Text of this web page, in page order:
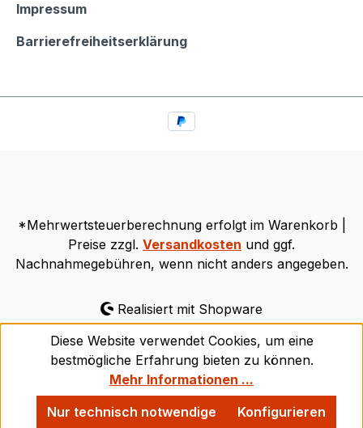
Impressum
Barrierefreiheitserklärung
*Mehrwertsteuerberechnung erfolgt im Warenkorb |
Preise zzgl. Versandkosten und ggf.
Nachnahmegebühren, wenn nicht anders angegeben.
Realisiert mit Shopware
Diese Website verwendet Cookies, um eine
bestmögliche Erfahrung bieten zu können.
Mehr Informationen ...
Nur technisch notwendige
Konfigurieren